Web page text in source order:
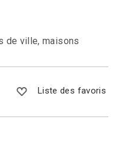
de ville, maisons
Liste des favoris